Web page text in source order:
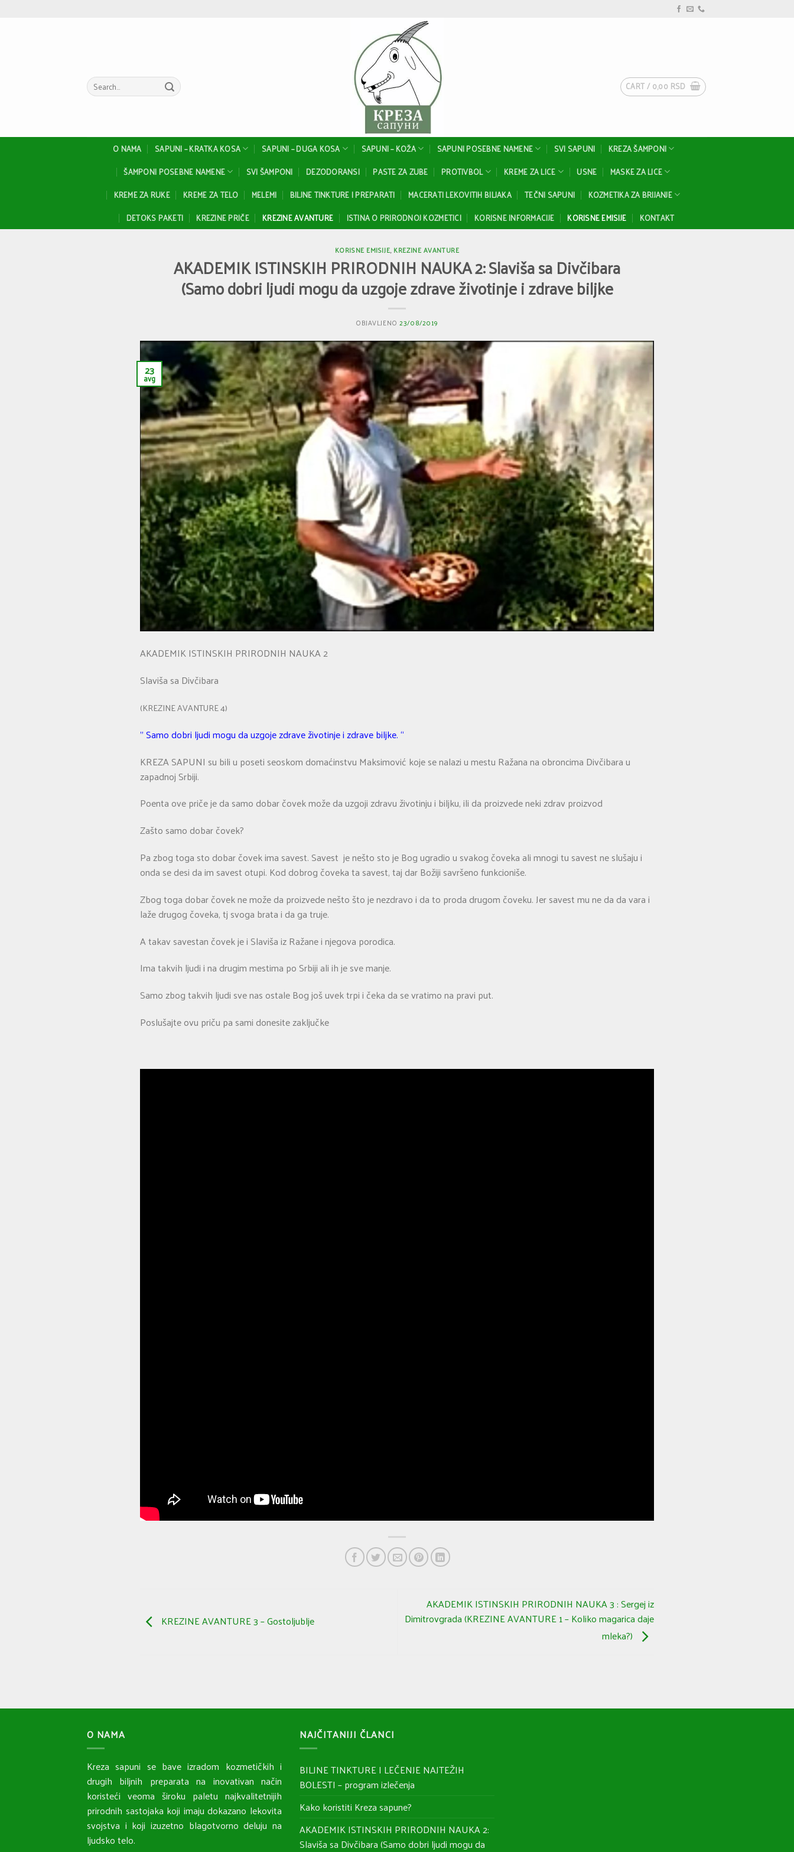
Search
for:
CART / 0,00 RSD
O NAMA SAPUNI – KRATKA KOSA SAPUNI – DUGA KOSA SAPUNI – KOŽA SAPUNI POSEBNE NAMENE SVI SAPUNI
KREZA ŠAMPONI
ŠAMPONI POSEBNE NAMENE
SVI ŠAMPONI DEZODORANSI PASTE ZA ZUBE PROTIVBOL KREME ZA LICE USNE
MASKE ZA LICE
KREME ZA RUKE
KREME ZA TELO MELEMI BILJNE TINKTURE I PREPARATI MACERATI LEKOVITIH BILJAKA TEČNI SAPUNI
KOZMETIKA ZA BRIJANJE
DETOKS PAKETI
KREZINE PRIČE KREZINE AVANTURE ISTINA O PRIRODNOJ KOZMETICI KORISNE INFORMACIJE KORISNE EMISIJE KONTAKT
KORISNE EMISIJE, KREZINE AVANTURE
AKADEMIK ISTINSKIH PRIRODNIH NAUKA 2: Slaviša sa Divčibara
(Samo dobri ljudi mogu da uzgoje zdrave životinje i zdrave biljke
OBJAVLJENO23/08/2019
23
avg
AKADEMIK ISTINSKIH PRIRODNIH NAUKA 2
Slaviša sa Divčibara
(KREZINE AVANTURE 4)
” Samo dobri ljudi mogu da uzgoje zdrave životinje i zdrave biljke. “
KREZA SAPUNI su bili u poseti seoskom domaćinstvu Maksimović koje se nalazi u mestu Ražana na obroncima Divčibara u
zapadnoj Srbiji.
Poenta ove priče je da samo dobar čovek može da uzgoji zdravu životinju i biljku, ili da proizvede neki zdrav proizvod
Zašto samo dobar čovek?
Pa zbog toga sto dobar čovek ima savest. Savest je nešto sto je Bog ugradio u svakog čoveka ali mnogi tu savest ne slušaju i
onda se desi da im savest otupi. Kod dobrog čoveka ta savest, taj dar Božiji savršeno funkcioniše.
Zbog toga dobar čovek ne može da proizvede nešto što je nezdravo i da to proda drugom čoveku. Jer savest mu ne da da vara i
laže drugog čoveka, tj svoga brata i da ga truje.
A takav savestan čovek je i Slaviša iz Ražane i njegova porodica.
Ima takvih ljudi i na drugim mestima po Srbiji ali ih je sve manje.
Samo zbog takvih ljudi sve nas ostale Bog još uvek trpi i čeka da se vratimo na pravi put.
Poslušajte ovu priču pa sami donesite zaključke
KREZINE AVANTURE 3 – Gostoljublje
AKADEMIK ISTINSKIH PRIRODNIH NAUKA 3 : Sergej iz
Dimitrovgrada (KREZINE AVANTURE 1 – Koliko magarica daje
mleka?)
O NAMA
Kreza sapuni se bave izradom kozmetičkih i
drugih biljnih preparata na inovativan način
koristeći veoma široku paletu najkvalitetnijih
prirodnih sastojaka koji imaju dokazano lekovita
svojstva i koji izuzetno blagotvorno deluju na
ljudsko telo.
NAJČITANIJI ČLANCI
BILJNE TINKTURE I LEČENJE NAJTEŽIH
BOLESTI – program izlečenja
Kako koristiti Kreza sapune?
AKADEMIK ISTINSKIH PRIRODNIH NAUKA 2:
Slaviša sa Divčibara (Samo dobri ljudi mogu da